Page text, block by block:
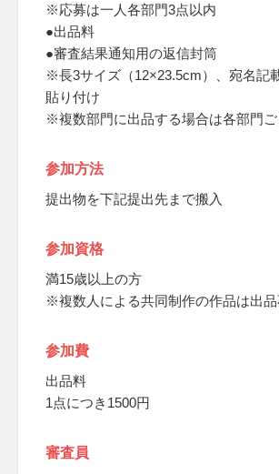
※応募は一人各部門3点以内
●出品料
●審査結果通知用の返信封筒
※長3サイズ（12×23.5cm）、宛名記
貼り付け
※複数部門に出品する場合は各部門
参加方法
提出物を下記提出先まで搬入
参加資格
満15歳以上の方
※複数人による共同制作の作品は出
参加費
出品料
1点につき1500円
審査員